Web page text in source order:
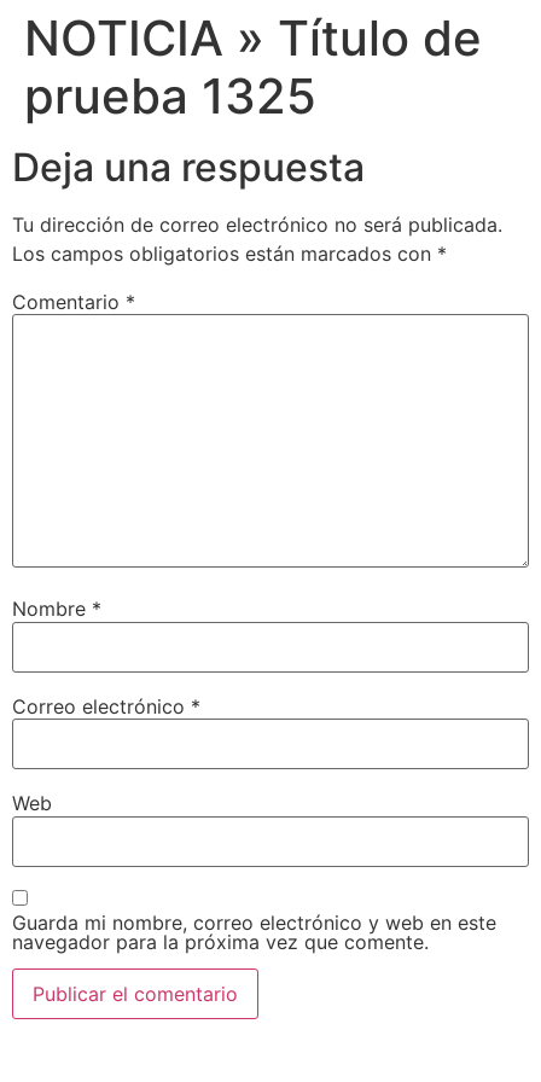
NOTICIA » Título de
prueba 1325
Deja una respuesta
Tu dirección de correo electrónico no será publicada.
Los campos obligatorios están marcados con *
Comentario *
Nombre *
Correo electrónico *
Web
Guarda mi nombre, correo electrónico y web en este
navegador para la próxima vez que comente.